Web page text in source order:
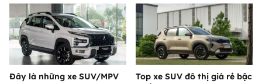
Đây là những xe SUV/MPV
Top xe SUV đô thị giá rẻ bậc